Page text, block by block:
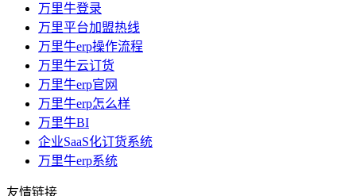
万里牛登录
万里平台加盟热线
万里牛erp操作流程
万里牛云订货
万里牛erp官网
万里牛erp怎么样
万里牛BI
企业SaaS化订货系统
万里牛erp系统
友情链接